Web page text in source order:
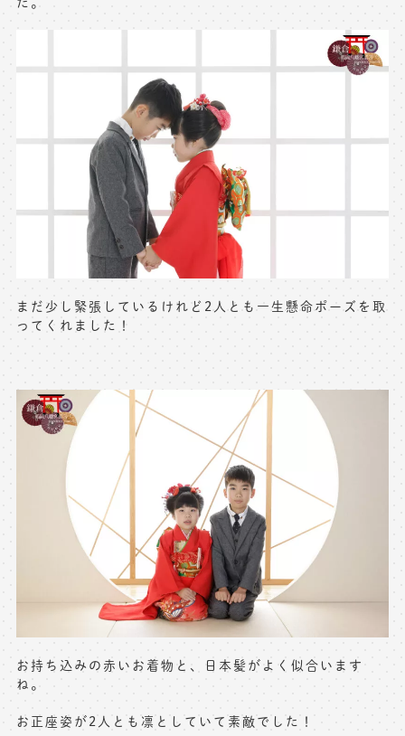
店舗情報についてはお手数ですが
toiawase@precieux-studio.com
※上記アドレスは総合窓口となります
[営業時間] 9:00～17:00
[定休日] 土日祝日
マイページへログインする
無料会員登録はこちら
まだ少し緊張しているけれど2人とも一生懸命ポーズを取
ってくれました！
お持ち込みの赤いお着物と、日本髪がよく似合います
ね。
お正座姿が2人とも凛としていて素敵でした！